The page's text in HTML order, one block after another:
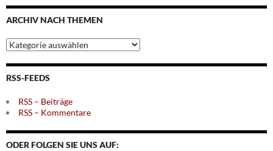
Monaten
ARCHIV NACH THEMEN
Archiv
nach
Themen
RSS-FEEDS
RSS – Beiträge
RSS – Kommentare
ODER FOLGEN SIE UNS AUF: